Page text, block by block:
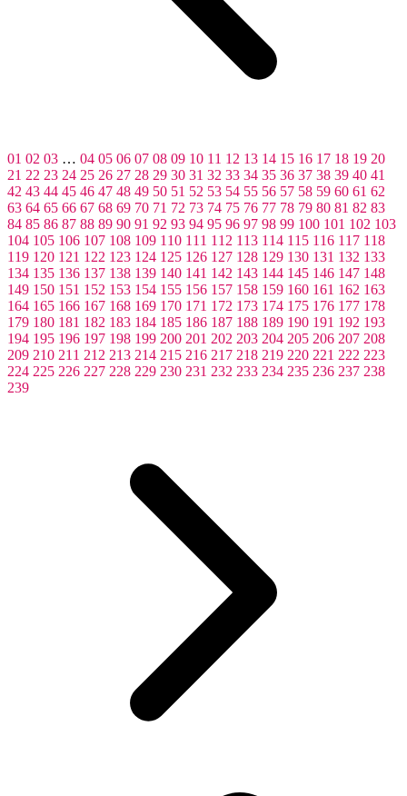
01 02 03 … 04 05 06 07 08 09 10 11 12 13 14 15 16 17 18 19 20
21 22 23 24 25 26 27 28 29 30 31 32 33 34 35 36 37 38 39 40 41
42 43 44 45 46 47 48 49 50 51 52 53 54 55 56 57 58 59 60 61 62
63 64 65 66 67 68 69 70 71 72 73 74 75 76 77 78 79 80 81 82 83
84 85 86 87 88 89 90 91 92 93 94 95 96 97 98 99 100 101 102 103
104 105 106 107 108 109 110 111 112 113 114 115 116 117 118
119 120 121 122 123 124 125 126 127 128 129 130 131 132 133
134 135 136 137 138 139 140 141 142 143 144 145 146 147 148
149 150 151 152 153 154 155 156 157 158 159 160 161 162 163
164 165 166 167 168 169 170 171 172 173 174 175 176 177 178
179 180 181 182 183 184 185 186 187 188 189 190 191 192 193
194 195 196 197 198 199 200 201 202 203 204 205 206 207 208
209 210 211 212 213 214 215 216 217 218 219 220 221 222 223
224 225 226 227 228 229 230 231 232 233 234 235 236 237 238
239